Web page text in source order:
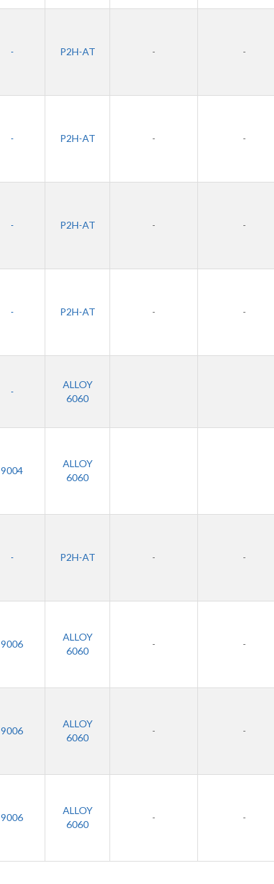
- P2H-AT - -
- P2H-AT - -
- P2H-AT - -
- P2H-AT - -
-
ALLOY
6060
9004
ALLOY
6060
- P2H-AT - -
9006
ALLOY
6060
- -
9006
ALLOY
6060
- -
9006
ALLOY
6060
- -